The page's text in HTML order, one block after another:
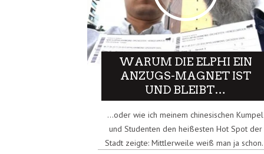
WARUM DIE ELPHI EIN
ANZUGS-MAGNET IST
UND BLEIBT…
…oder wie ich meinem chinesischen Kumpel
und Studenten den heißesten Hot Spot der
Stadt zeigte: Mittlerweile weiß man ja